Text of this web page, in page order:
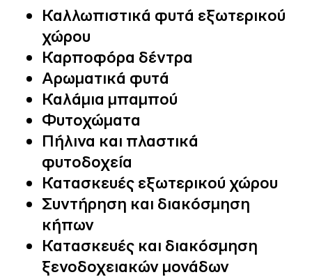
Καλλωπιστικά φυτά εξωτερικού
χώρου
Καρποφόρα δέντρα
Αρωματικά φυτά
Καλάμια μπαμπού
Φυτοχώματα
Πήλινα και πλαστικά
φυτοδοχεία
Κατασκευές εξωτερικού χώρου
Συντήρηση και διακόσμηση
κήπων
Κατασκευές και διακόσμηση
ξενοδοχειακών μονάδων